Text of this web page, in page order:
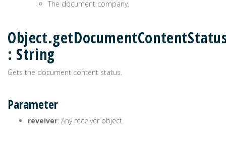
The document company.
: String
Gets the document content status.
Parameter
reveiver: Any receiver object.